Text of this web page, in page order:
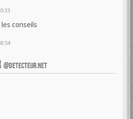
conseils
@DETECTEUR.NET